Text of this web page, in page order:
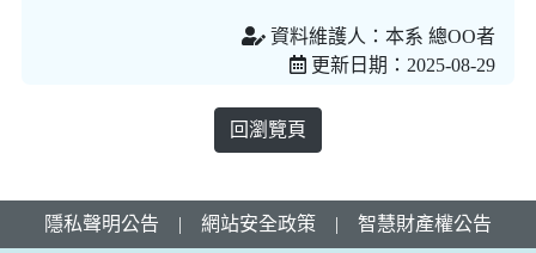
資料維護人：本系 總OO者
更新日期：2025-08-29
回瀏覽頁
隱私聲明公告 | 網站安全政策 | 智慧財產權公告